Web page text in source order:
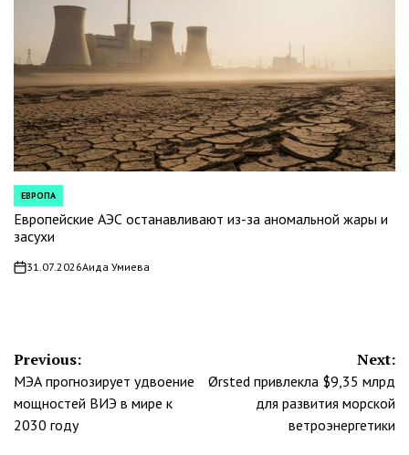
POSTED
IN
ЕВРОПА
Европейские АЭС останавливают из-за аномальной жары и
засухи
on31.07.2026Аида Умиева
Навигация
по
записям
Previous:
МЭА прогнозирует удвоение
мощностей ВИЭ в мире к
2030 году
Next:
Ørsted привлекла $9,35 млрд
для развития морской
ветроэнергетики